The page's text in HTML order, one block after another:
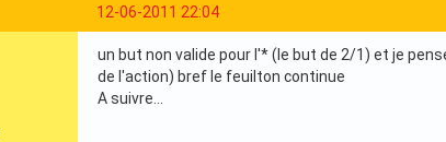
12-06-2011 22:04
un but non valide pour l'* (le but de 2/1) et je
de l'action) bref le feuilton continue
A suivre...